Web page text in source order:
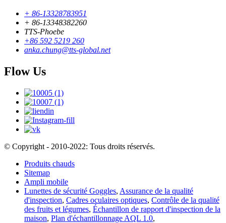
+ 86-13328783951
+ 86-13348382260
TTS-Phoebe
+86 592 5219 260
anka.chung@tts-global.net
Flow Us
© Copyright - 2010-2022: Tous droits réservés.
Produits chauds
Sitemap
Ampli mobile
Lunettes de sécurité Goggles, Assurance de la qualité
d'inspection, Cadres oculaires optiques, Contrôle de la qualité
des fruits et légumes, Échantillon de rapport d'inspection de la
maison, Plan d'échantillonnage AQL 1.0,